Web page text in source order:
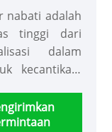
nabati adalah
tinggi dari
dalam
kecantikan.
dan sangat